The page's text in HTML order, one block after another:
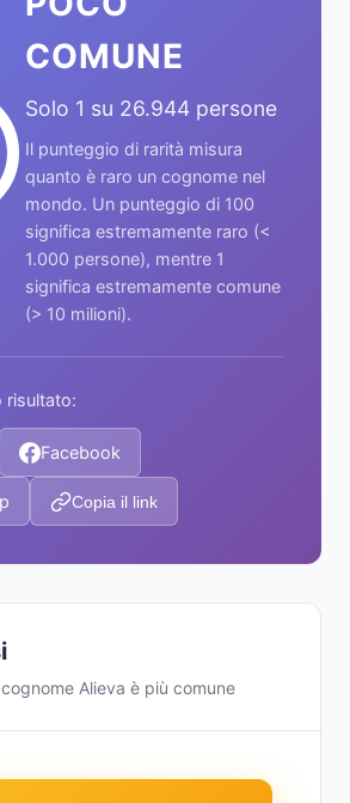
COMUNE
Solo 1 su 26.944 persone
Il punteggio di rarità misura
quanto è raro un cognome nel
mondo. Un punteggio di 100
significa estremamente raro (<
1.000 persone), mentre 1
significa estremamente comune
(> 10 milioni).
risultato:
Facebook
Copia il link
Alieva è più comune